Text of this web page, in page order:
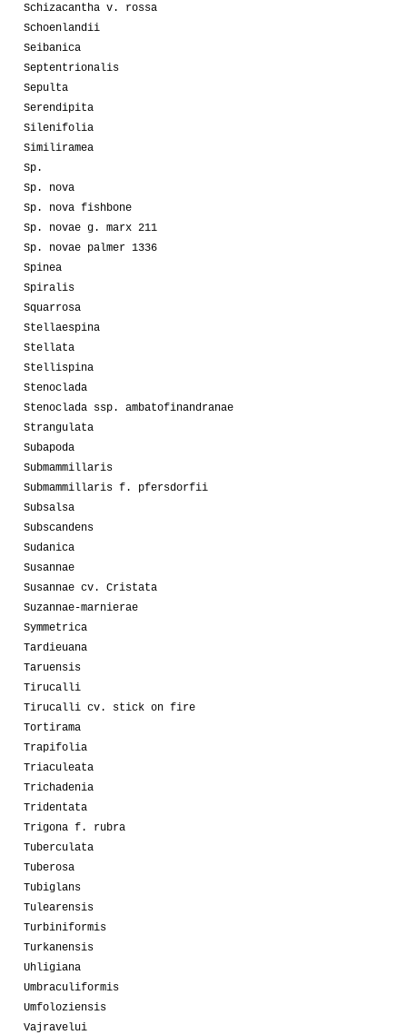
Schizacantha v. rossa
Schoenlandii
Seibanica
Septentrionalis
Sepulta
Serendipita
Silenifolia
Similiramea
Sp.
Sp. nova
Sp. nova fishbone
Sp. novae g. marx 211
Sp. novae palmer 1336
Spinea
Spiralis
Squarrosa
Stellaespina
Stellata
Stellispina
Stenoclada
Stenoclada ssp. ambatofinandranae
Strangulata
Subapoda
Submammillaris
Submammillaris f. pfersdorfii
Subsalsa
Subscandens
Sudanica
Susannae
Susannae cv. Cristata
Suzannae-marnierae
Symmetrica
Tardieuana
Taruensis
Tirucalli
Tirucalli cv. stick on fire
Tortirama
Trapifolia
Triaculeata
Trichadenia
Tridentata
Trigona f. rubra
Tuberculata
Tuberosa
Tubiglans
Tulearensis
Turbiniformis
Turkanensis
Uhligiana
Umbraculiformis
Umfoloziensis
Vajravelui